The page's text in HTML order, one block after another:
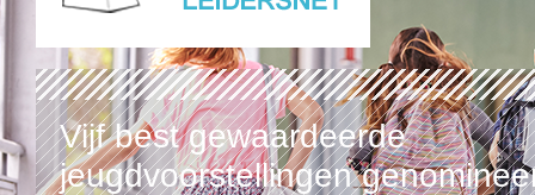
Vijf best gewaardeerde
jeugdvoorstellingen